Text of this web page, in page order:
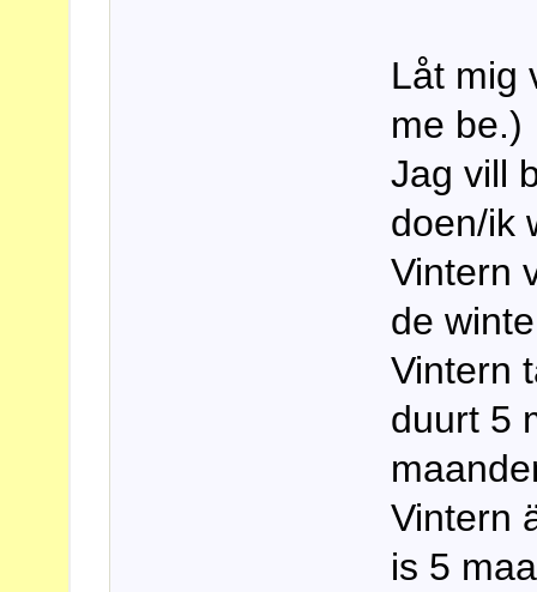
Låt mig
me be.)
Jag vill
doen/ik
Vintern
de
Vintern
duurt 5
Vintern
is 5